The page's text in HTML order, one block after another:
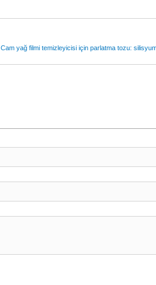
Cam yağ filmi temizleyicisi için parlatma tozu: